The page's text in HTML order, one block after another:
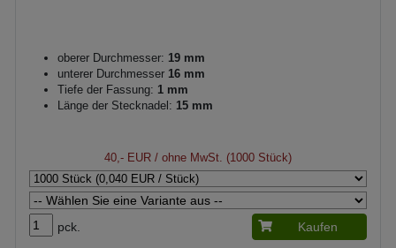
oberer Durchmesser: 19 mm
unterer Durchmesser 16 mm
Tiefe der Fassung: 1 mm
Länge der Stecknadel: 15 mm
40,- EUR / ohne MwSt. (1000 Stück)
pck. Kaufen